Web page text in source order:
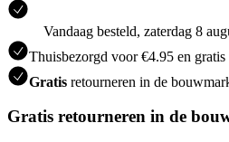
Vandaag besteld, zaterdag 8
Thuisbezorgd voor €4.95 en
Gratis retourneren in de
Gratis retourneren in de